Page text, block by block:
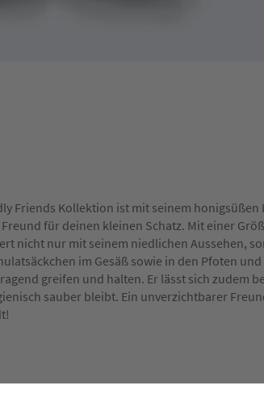
Friends Kollektion ist mit seinem honigsüßen
für deinen kleinen Schatz. Mit einer
nicht nur mit seinem niedlichen Aussehen,
im Gesäß sowie in den Pfoten
greifen und halten. Er lässt sich zudem
sauber bleibt. Ein unverzichtbarer